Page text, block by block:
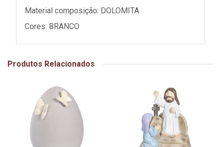
Material composição: DOLOMITA
Cores: BRANCO
Produtos Relacionados